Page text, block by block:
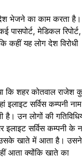
भेजने का काम करता
मेडिकल रिपोर्ट,
कहीं यह लोग देश विरोधी
कि शहर कोतवाल राजेश
इलाइट सर्विस कम्पनी
उन लोगों की
इलाइट सर्विस कम्पनी के
उसके खाते में आता है। उसने
आता क्योंकि खाते का